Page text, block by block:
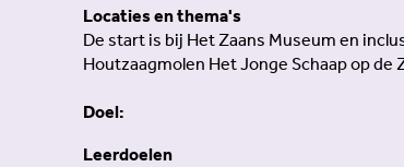
Locaties en thema's
De start is bij Het Zaans Museum en
Houtzaagmolen Het Jonge Schaap op de
Doel:
Leerdoelen